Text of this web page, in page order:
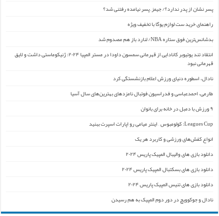
پسر نشان از پدر ندارد؟/ جیمز ِ پسر نیامده رفتنی شد؟
راهنمای خرید ست لوازم یوگا با تخفیف ویژه
بدشانس‌ترین فوق ستاره NBA/ لنارد باز هم مصدوم شد
انتقاد تند یوتیوبر کانادایی از قهرمانی سمسون داودا در مستر المپیا ۲۰۲۴: ژنیکوماستی داشت و لایق
قهرمانی نبود
نادال، اسطوره دنیای ورزش اعلام بازنشستگی کرد
طارمی، احمدعباسی و فدراسیون فوتبال نامزدهای بهترین‌های سال آسیا
۹ ورزش با دمبل در خانه برای بانوان
Leagues Cup: کولومبوس – اینتر میامی رو اپارات اسپرت ببنید
انواع کفش‌های ورزشی و کاربرد هر یک
دانلود بازی های والیبال المپیک پاریس ۲۰۲۴
دانلود بازی های بسکتبال المپیک پاریس ۲۰۲۴
دانلود بازی های تنیس المپیک پاریس ۲۰۲۴
نادال و جوکوویچ در دور دوم المپیک به هم رسیدن